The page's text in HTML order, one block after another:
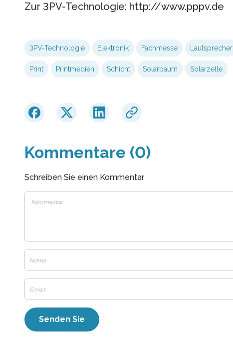
Zur 3PV-Technologie: http://www.pppv.de
3PV-Technologie Elektronik Fachmesse Lautsprecher
Print Printmedien Schicht Solarbaum Solarzelle
Kommentare (0)
Schreiben Sie einen Kommentar